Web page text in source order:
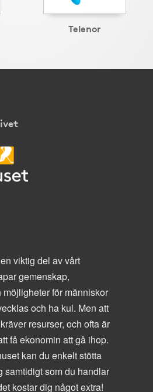
Telenor
viktig del av vårt
gemenskap,
för människor
och ha kul. Men att
resurser, och ofta är
få ekonomin att gå ihop.
kan du enkelt stötta
samtidigt som du handlar
kostar dig något extra!